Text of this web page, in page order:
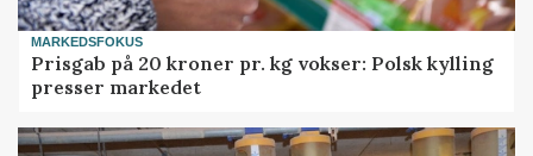
MARKEDSFOKUS
Prisgab på 20 kroner pr. kg vokser: Polsk kylling
presser markedet